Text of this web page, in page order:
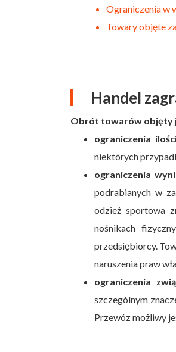
Ograniczenia w
Towary objęte
Handel
Obrót towarów objęty
ograniczenia
niektórych
ograniczenia
podrabianych w
odzież sportowa
nośnikach
przedsiębiorcy.
naruszenia praw
ograniczenia
szczególnym
Przewóz możliwy